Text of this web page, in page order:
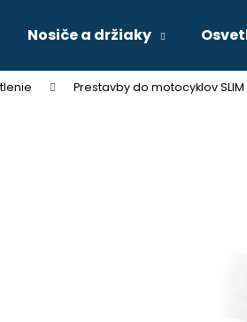
Nosiče a držiaky
Prestavby do motocyklov SLIM
Čo